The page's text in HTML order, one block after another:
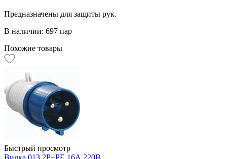
Предназначены для защиты рук.
В наличии: 697 пар
Похожие товары
Быстрый просмотр
Вилка 013 2Р+РЕ 16А 220В